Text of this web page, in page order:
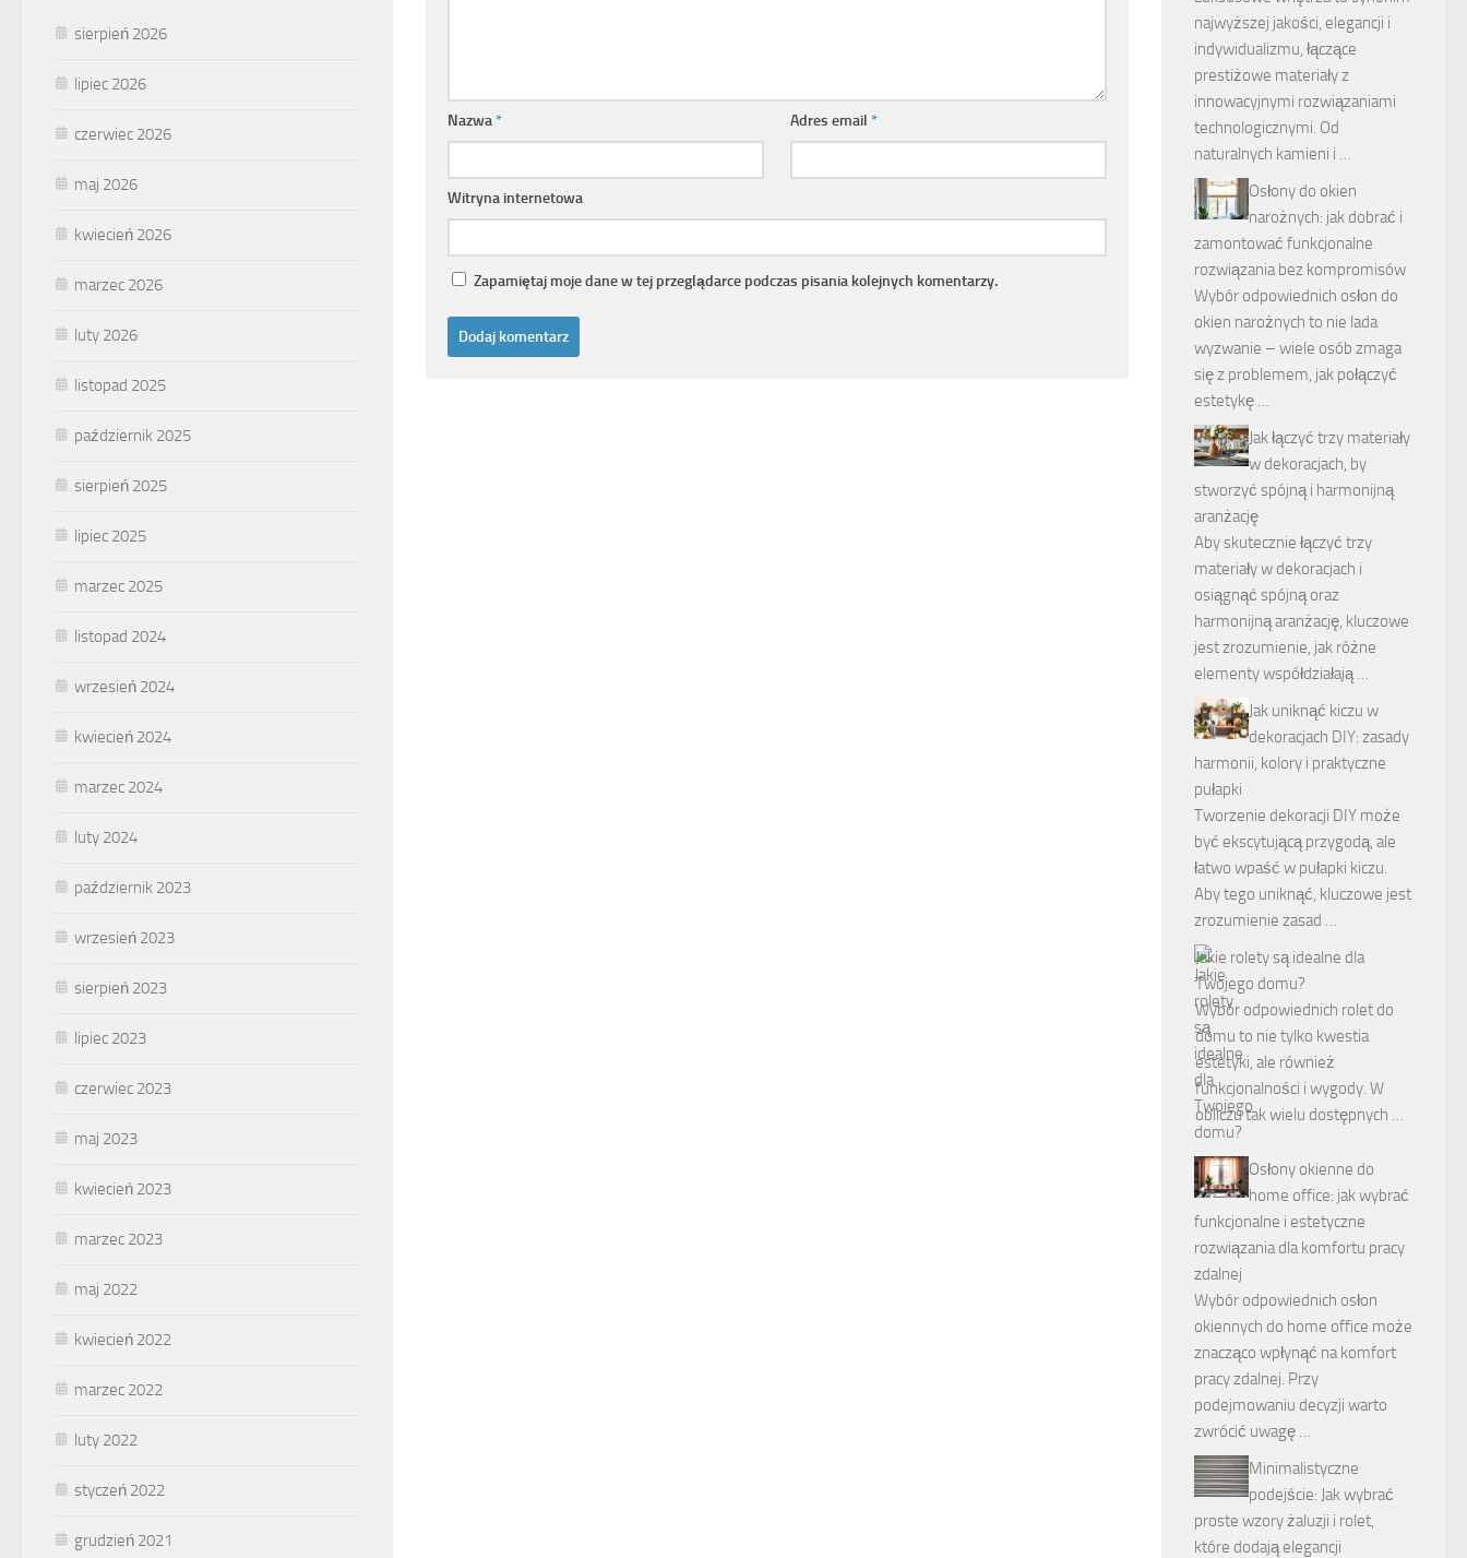
Nazwa* Adres email*
Witryna internetowa
Zapamiętaj moje dane w tej przeglądarce podczas pisania kolejnych komentarzy.
sierpień 2026
lipiec 2026
czerwiec 2026
maj 2026
kwiecień 2026
marzec 2026
luty 2026
listopad 2025
październik 2025
sierpień 2025
lipiec 2025
marzec 2025
listopad 2024
wrzesień 2024
kwiecień 2024
marzec 2024
luty 2024
październik 2023
wrzesień 2023
sierpień 2023
lipiec 2023
czerwiec 2023
maj 2023
kwiecień 2023
marzec 2023
maj 2022
kwiecień 2022
marzec 2022
luty 2022
styczeń 2022
grudzień 2021
najwyższej jakości, elegancji i
indywidualizmu, łączące
prestiżowe materiały z
innowacyjnymi rozwiązaniami
technologicznymi. Od
naturalnych kamieni i …
Osłony do okien
narożnych: jak dobrać i
zamontować funkcjonalne
rozwiązania bez kompromisów
Wybór odpowiednich osłon do
okien narożnych to nie lada
wyzwanie – wiele osób zmaga
się z problemem, jak połączyć
estetykę …
Jak łączyć trzy materiały
w dekoracjach, by
stworzyć spójną i harmonijną
aranżację
Aby skutecznie łączyć trzy
materiały w dekoracjach i
osiągnąć spójną oraz
harmonijną aranżację, kluczowe
jest zrozumienie, jak różne
elementy współdziałają …
Jak uniknąć kiczu w
dekoracjach DIY: zasady
harmonii, kolory i praktyczne
pułapki
Tworzenie dekoracji DIY może
być ekscytującą przygodą, ale
łatwo wpaść w pułapki kiczu.
Aby tego uniknąć, kluczowe jest
zrozumienie zasad …
Jakie rolety są idealne dla
Twojego domu?
Wybór odpowiednich rolet do
domu to nie tylko kwestia
estetyki, ale również
funkcjonalności i wygody. W
obliczu tak wielu dostępnych …
Osłony okienne do
home office: jak wybrać
funkcjonalne i estetyczne
rozwiązania dla komfortu pracy
zdalnej
Wybór odpowiednich osłon
okiennych do home office może
znacząco wpłynąć na komfort
pracy zdalnej. Przy
podejmowaniu decyzji warto
zwrócić uwagę …
Minimalistyczne
podejście: Jak wybrać
proste wzory żaluzji i rolet,
które dodają elegancji